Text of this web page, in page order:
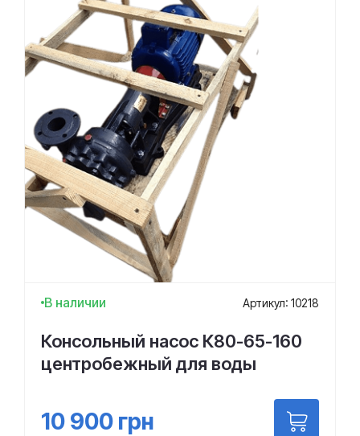
В наличии Артикул: 10218
Консольный насос К80-65-160
центробежный для воды
10 900 грн